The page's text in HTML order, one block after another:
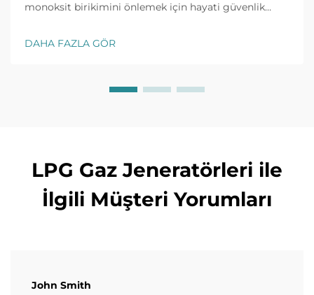
monoksit birikimini önlemek için hayati güvenlik
sızıntı tespiti ve acil durum protokollerini öğrenin.
Bugün ekibinizi ve tesisinizi koruyun.
DAHA FAZLA GÖR
LPG Gaz Jeneratörleri ile
İlgili Müşteri Yorumları
John Smith